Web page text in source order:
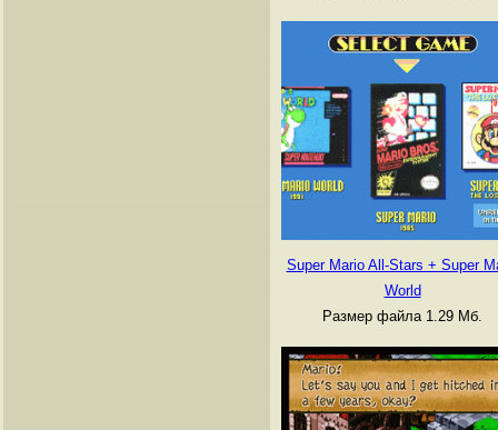
Super Mario All-Stars + Super
World
Размер файла 1.29 Мб.